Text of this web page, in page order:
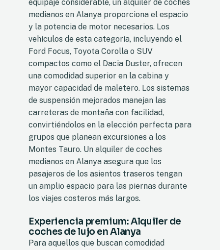
equipaje considerable, un alquiler de coches
medianos en Alanya proporciona el espacio
y la potencia de motor necesarios. Los
vehículos de esta categoría, incluyendo el
Ford Focus, Toyota Corolla o SUV
compactos como el Dacia Duster, ofrecen
una comodidad superior en la cabina y
mayor capacidad de maletero. Los sistemas
de suspensión mejorados manejan las
carreteras de montaña con facilidad,
convirtiéndolos en la elección perfecta para
grupos que planean excursiones a los
Montes Tauro. Un alquiler de coches
medianos en Alanya asegura que los
pasajeros de los asientos traseros tengan
un amplio espacio para las piernas durante
los viajes costeros más largos.
Experiencia premium: Alquiler de
coches de lujo en Alanya
Para aquellos que buscan comodidad